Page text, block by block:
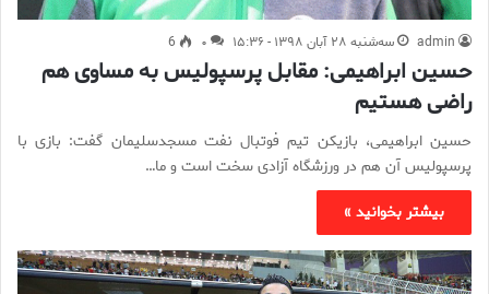
admin سه‌شنبه ۲۸ آبان ۱۳۹۸ - ۱۵:۳۶ ۰ 6
حسین ابراهیمی: مقابل پرسپولیس به مساوی هم
راضی هستیم
حسین ابراهیمی، بازیکن تیم فوتبال نفت مسجدسلیمان گفت: بازی با
پرسپولیس آن هم در ورزشگاه آزادی سخت است و ما…
بیشتر بخوانید »